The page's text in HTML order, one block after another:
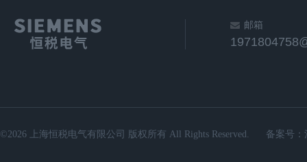
邮箱
©2026 上海恒税电气有限公司 版权所有 All Rights Reserved. 备案号：